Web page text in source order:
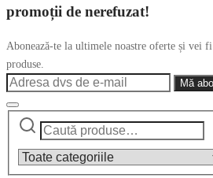
promoții de nerefuzat!
Abonează-te la ultimele noastre oferte și vei
produse.
Caută